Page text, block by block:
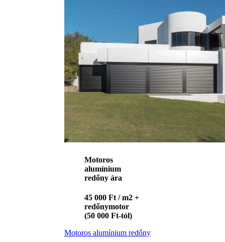
Motoros
alumínium
redőny ára
45 000 Ft / m2 +
redőnymotor
(50 000 Ft-tól)
Motoros alumínium redőny